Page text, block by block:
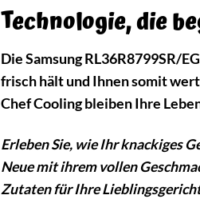
Technologie, die
Die Samsung RL36R8799SR/
frisch hält und Ihnen somit
Chef Cooling bleiben Ihre
Erleben Sie, wie Ihr knackiges
Neue mit ihrem vollen
Zutaten für Ihre